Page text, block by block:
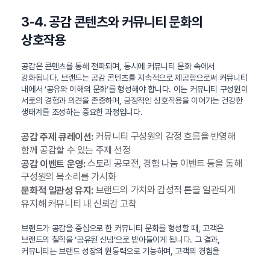
3-4. 공감 콘텐츠와 커뮤니티 문화의
상호작용
공감은 콘텐츠를 통해 전파되며, 동시에 커뮤니티 문화 속에서
강화됩니다. 브랜드는 공감 콘텐츠를 지속적으로 제공함으로써 커뮤니티
내에서 ‘공유와 이해의 문화’를 형성해야 합니다. 이는 커뮤니티 구성원이
서로의 경험과 의견을 존중하며, 긍정적인 상호작용을 이어가는 건강한
생태계를 조성하는 중요한 과정입니다.
공감 주제 큐레이션:커뮤니티 구성원의 감정 흐름을 반영해
함께 공감할 수 있는 주제 선정
공감 이벤트 운영:스토리 공모전, 경험 나눔 이벤트 등을 통해
구성원의 목소리를 가시화
문화적 일관성 유지:브랜드의 가치와 감성적 톤을 일관되게
유지해 커뮤니티 내 신뢰감 고착
브랜드가 공감을 중심으로 한 커뮤니티 문화를 형성할 때, 고객은
브랜드의 철학을 ‘공유된 신념’으로 받아들이게 됩니다. 그 결과,
커뮤니티는 브랜드 성장의 원동력으로 기능하며, 고객의 경험을